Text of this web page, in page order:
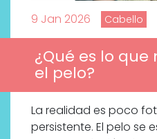
9 Jan 2026 Cabello
¿Qué es lo
el pelo?
La realidad es poco
persistente. El pelo se